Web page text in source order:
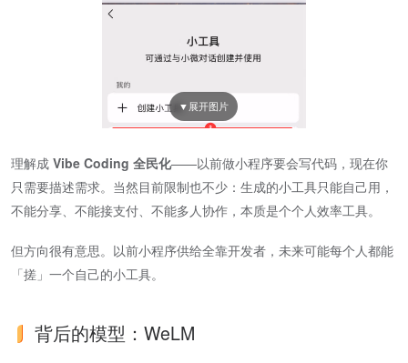
理解成 ​ Vibe Coding 全民化​——以前做小程序要会写代码，现在你
只需要描述需求。当然目前限制也不少：生成的小工具只能自己用，
不能分享、不能接支付、不能多人协作，本质是个个人效率工具。
但方向很有意思。以前小程序供给全靠开发者，未来可能每个人都能
「搓」一个自己的小工具。
背后的模型：WeLM